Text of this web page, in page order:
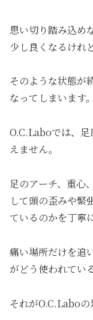
思い切り踏み込め
少し良くなるけれ
そのような状態が
なってしまいます。
O.C.Laboでは、
えません。
足のアーチ、重心
して頭の歪みや緊
ているのかを丁寧
痛い場所だけを追
がどう使われてい
それがO.C.Laboの